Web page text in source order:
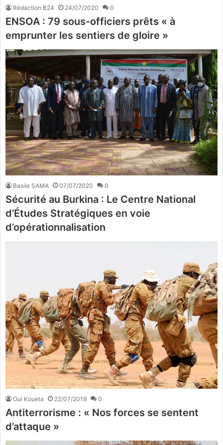
Rédaction B24 24/07/2020 0
ENSOA : 79 sous-officiers prêts « à
emprunter les sentiers de gloire »
Basile SAMA 07/07/2020 0
Sécurité au Burkina : Le Centre National
d’Études Stratégiques en voie
d’opérationnalisation
Oui Koueta 22/07/2019 0
Antiterrorisme : « Nos forces se sentent
d’attaque »